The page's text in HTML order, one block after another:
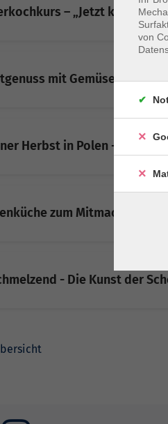
– „Jetzt koche ich
mit Gemüse, Beeren
Herbst in Polen - Ein
zum Mitmachen
- Die Kunst der
von